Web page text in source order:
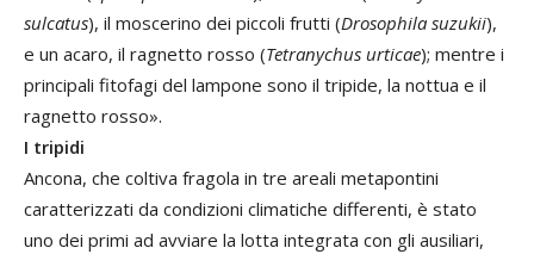
sulcatus), il moscerino dei piccoli frutti (Drosophila suzukii),
e un acaro, il ragnetto rosso (Tetranychus urticae); mentre i
principali fitofagi del lampone sono il tripide, la nottua e il
ragnetto rosso».
I tripidi
Ancona, che coltiva fragola in tre areali metapontini
caratterizzati da condizioni climatiche differenti, è stato
uno dei primi ad avviare la lotta integrata con gli ausiliari,